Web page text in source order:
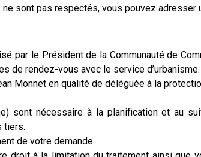
sont pas respectés, vous pouvez adresser
par le Président de la Communauté de
de rendez-vous avec le service d’urbanisme.
Monnet en qualité de déléguée à la
sont nécessaire à la planification et au
tiers.
de votre demande.